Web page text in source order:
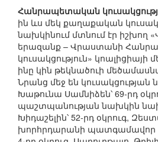
Հանրապետական
ին ևս մեկ քաղաքական
նախկինում մտնում էր իշխող
երազանք – Վրաստանի
կուսակցություն» կոալիցիայի
ինը կին թեկնածուի
Նրանց մեջ են
Խաթունա Սամնիձեն՝ 69-րդ
պաշտպանության նախկին
Խիդաշելին՝ 52-րդ օկրուգ,
խորհրդարանի պատգամավոր